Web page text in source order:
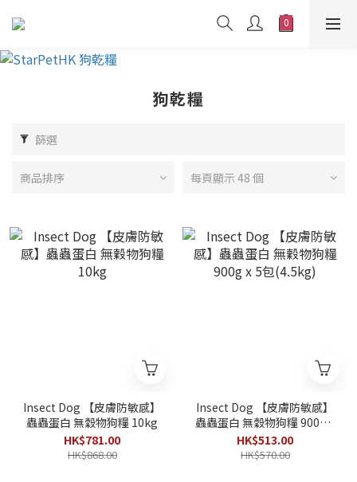
狗乾糧
篩選
商品排序 每頁顯示 48 個
Insect Dog 【皮膚防敏感】
蟲蟲蛋白 無穀物狗糧 10kg
HK$781.00
HK$868.00
Insect Dog 【皮膚防敏感】
蟲蟲蛋白 無穀物狗糧 900g x
5包(4.5kg)
HK$513.00
HK$570.00